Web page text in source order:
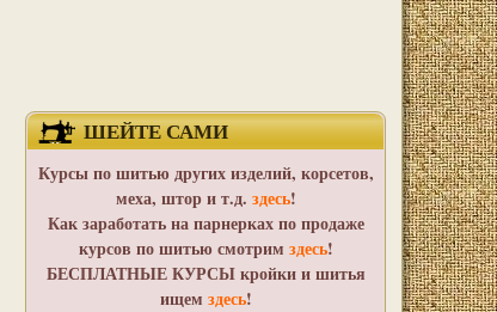
ШЕЙТЕ САМИ
Курсы по шитью других изделий, корсетов,
меха, штор и т.д. здесь!
Как заработать на парнерках по продаже
курсов по шитью смотрим здесь!
БЕСПЛАТНЫЕ КУРСЫ кройки и шитья
ищем здесь!